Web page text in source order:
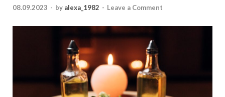
08.09.2023 - by alexa_1982 - Leave a Comment